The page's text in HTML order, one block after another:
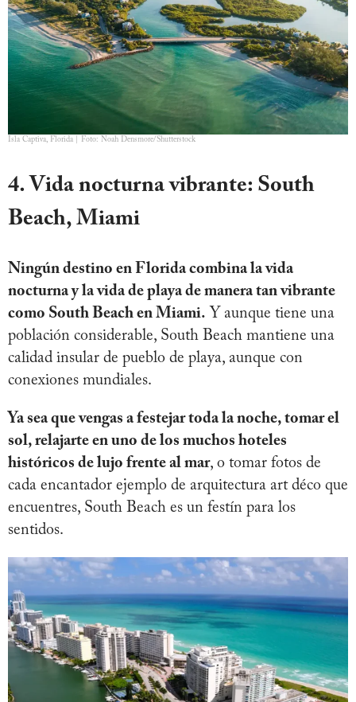
Isla Captiva, Florida | Foto: Noah Densmore/Shutterstock
4. Vida nocturna vibrante: South
Beach, Miami
Ningún destino en Florida combina la vida
nocturna y la vida de playa de manera tan vibrante
como South Beach en Miami. Y aunque tiene una
población considerable, South Beach mantiene una
calidad insular de pueblo de playa, aunque con
conexiones mundiales.
Ya sea que vengas a festejar toda la noche, tomar el
sol, relajarte en uno de los muchos hoteles
históricos de lujo frente al mar, o tomar fotos de
cada encantador ejemplo de arquitectura art déco que
encuentres, South Beach es un festín para los
sentidos.